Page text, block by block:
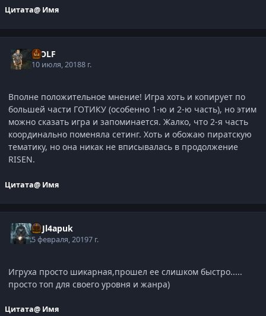
Цитата@ Имя
WOLF
10 июля, 20188 г.
Вполне положительное мнение! Игра хоть и копирует по
большей части ГОТИКУ (особенно 1-ю и 2-ю часть), но этим
можно сказать игра и запоминается. Жалко, что 2-я часть
координально поменяла сетинг. Хоть и обожаю пиратскую
тематику, но она никак не вписывалась в продолжение
RISEN.
Цитата@ Имя
BoJl4apuk
5 февраля, 20197 г.
Игруха просто шикарная,прошел ее слишком быстро.....
просто топ для своего уровня и жанра)
Цитата@ Имя